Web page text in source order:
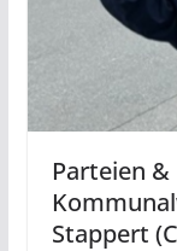
Parteien
Stappert